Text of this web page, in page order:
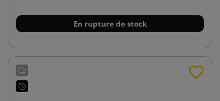
En rupture de stock